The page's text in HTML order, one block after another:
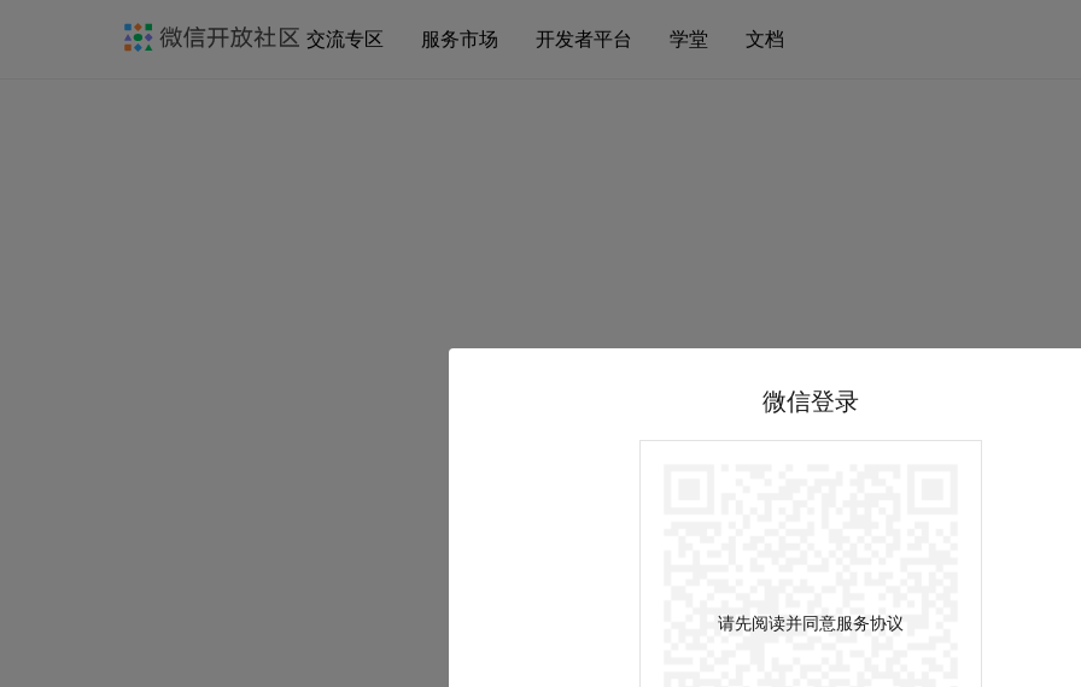
交流专区 服务市场 开发者平台 学堂 文档
微信登录
请先阅读并同意服务协议